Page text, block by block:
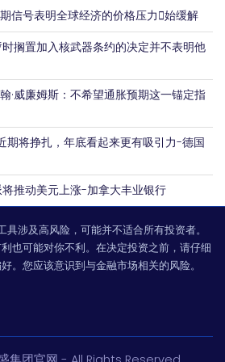
信号表明全球经济的价格压力𫔭始缓解
搁置加入核武器条约的决定并不表明他
·威廉姆斯：不希望通胀预期这一锚定指
期将挣扎，年底看起来更有吸引力-德国
推动美元上涨-加拿大丰业银行
具涉及高风险，可能并不适合所有投资者。
也可能对你不利。在决定投资之前，请仔细
。您应该意识到与金融市场相关的风险。